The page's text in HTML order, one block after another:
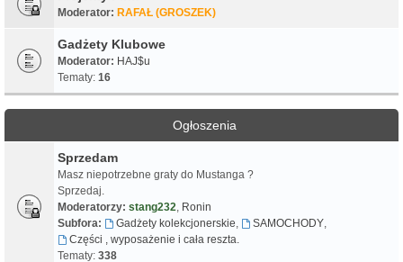
Moderator: RAFAŁ (GROSZEK)
Gadżety Klubowe
Moderator: HAJ$u
Tematy: 16
Ogłoszenia
Sprzedam
Masz niepotrzebne graty do Mustanga ?
Sprzedaj.
Moderatorzy: stang232, Ronin
Subfora:
Gadżety kolekcjonerskie, SAMOCHODY,
Części , wyposażenie i cała reszta.
Tematy: 338